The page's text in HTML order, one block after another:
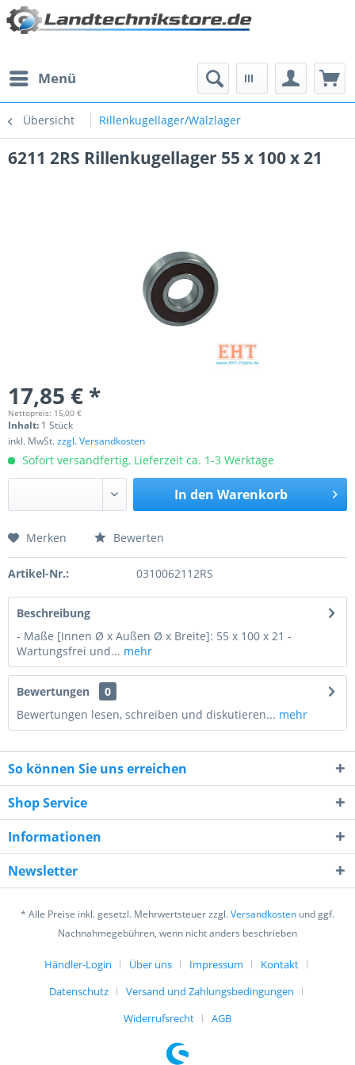
Menü
Übersicht Rillenkugellager/Wälzlager
6211 2RS Rillenkugellager 55 x 100 x 21
17,85 € *
Nettopreis: 15,00 €
Inhalt: 1 Stück
inkl. MwSt.zzgl. Versandkosten
Sofort versandfertig, Lieferzeit ca. 1-3 Werktage
In den Warenkorb
Preis anfragen
1 * 6 = ?
Ich habe dieDatenschutzerklärunggelesen,
verstanden und stimme zu. *
Merken Bewerten
Artikel-Nr.: 0310062112RS
Beschreibung
- Maße [Innen Ø x Außen Ø x Breite]: 55 x 100 x 21 -
Wartungsfrei und... mehr
Bewertungen
0
Bewertungen lesen, schreiben und diskutieren... mehr
So können Sie uns erreichen
Shop Service
Informationen
Newsletter
* Alle Preise inkl. gesetzl. Mehrwertsteuer zzgl.Versandkosten und ggf.
Nachnahmegebühren, wenn nicht anders beschrieben
Händler-Login Über uns Impressum
Kontakt
Datenschutz
Versand und Zahlungsbedingungen
Widerrufsrecht
AGB